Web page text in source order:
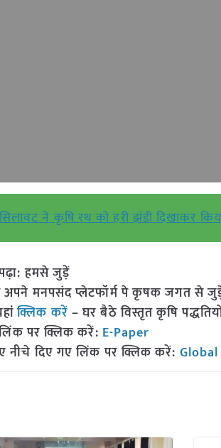
सिलावट ने कृषि रथ को हरी झंडी दिखाकर
हमसे जुड़ें
मनपसंद प्लेटफॉर्म पे कृषक जगत से
क्लिक करें – घर बैठे विस्तृत कृषि
पर क्लिक करें: E-Paper
नीचे दिए गए लिंक पर क्लिक करें: